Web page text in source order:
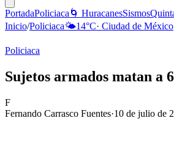
PortadaPoliciaca 🌀 HuracanesSismos
Inicio/Policiaca🌤️14°C· Ciudad de México
Policiaca
Sujetos armados matan a
F
Fernando Carrasco Fuentes·10 de julio de